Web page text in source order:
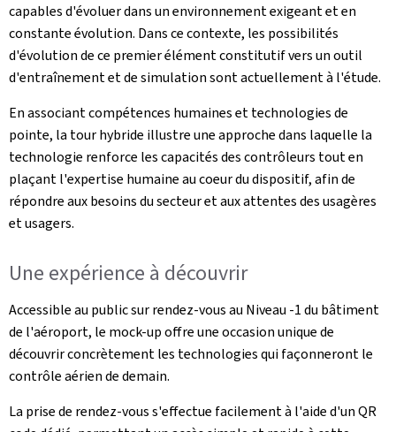
capables d'évoluer dans un environnement exigeant et en
constante évolution. Dans ce contexte, les possibilités
d'évolution de ce premier élément constitutif vers un outil
d'entraînement et de simulation sont actuellement à l'étude.
En associant compétences humaines et technologies de
pointe, la tour hybride illustre une approche dans laquelle la
technologie renforce les capacités des contrôleurs tout en
plaçant l'expertise humaine au coeur du dispositif, afin de
répondre aux besoins du secteur et aux attentes des usagères
et usagers.
Une expérience à découvrir
Accessible au public sur rendez-vous au Niveau -1 du bâtiment
de l'aéroport, le mock-up offre une occasion unique de
découvrir concrètement les technologies qui façonneront le
contrôle aérien de demain.
La prise de rendez-vous s'effectue facilement à l'aide d'un QR